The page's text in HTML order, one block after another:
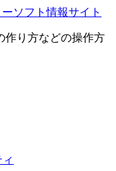
ソフト情報サイト
作り方などの操作方